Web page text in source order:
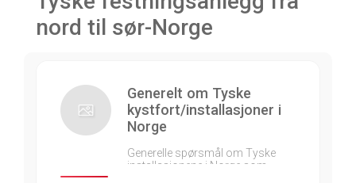
nord til sør-Norge
Generelt om Tyske
kystfort/installasjoner i
Norge
Generelle spørsmål om Tyske
installasjonene i Norge som…